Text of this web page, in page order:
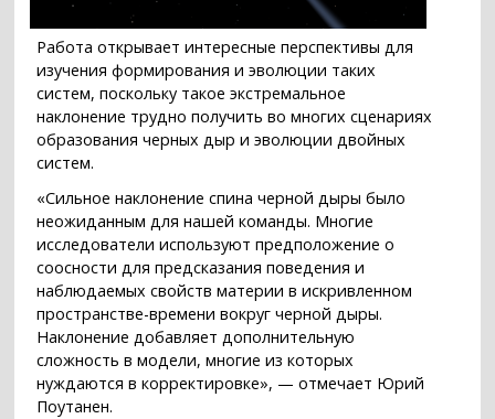
Работа открывает интересные перспективы для
изучения формирования и эволюции таких
систем, поскольку такое экстремальное
наклонение трудно получить во многих сценариях
образования черных дыр и эволюции двойных
систем.
«Сильное наклонение спина черной дыры было
неожиданным для нашей команды. Многие
исследователи используют предположение о
соосности для предсказания поведения и
наблюдаемых свойств материи в искривленном
пространстве-времени вокруг черной дыры.
Наклонение добавляет дополнительную
сложность в модели, многие из которых
нуждаются в корректировке», — отмечает Юрий
Поутанен.